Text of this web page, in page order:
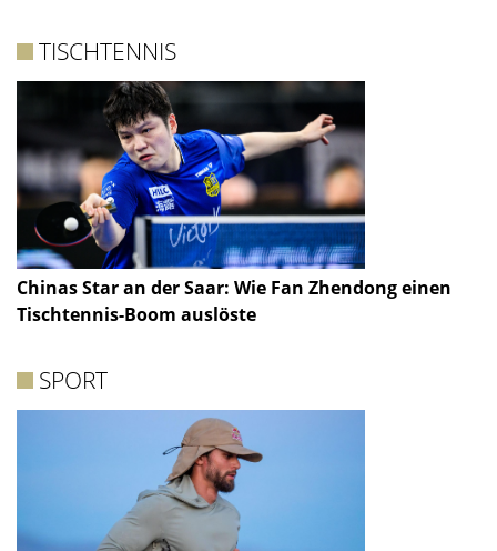
TISCHTENNIS
Chinas Star an der Saar: Wie Fan Zhendong einen
Tischtennis-Boom auslöste
SPORT